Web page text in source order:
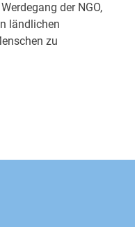
der NGO,
ländlichen
zu